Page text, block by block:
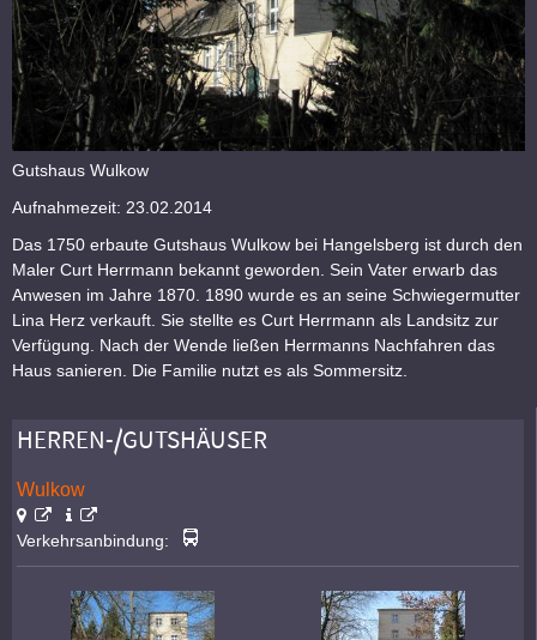
Gutshaus Wulkow
Aufnahmezeit: 23.02.2014
Das 1750 erbaute Gutshaus Wulkow bei Hangelsberg ist durch den
Maler Curt Herrmann bekannt geworden. Sein Vater erwarb das
Anwesen im Jahre 1870. 1890 wurde es an seine Schwiegermutter
Lina Herz verkauft. Sie stellte es Curt Herrmann als Landsitz zur
Verfügung. Nach der Wende ließen Herrmanns Nachfahren das
Haus sanieren. Die Familie nutzt es als Sommersitz.
HERREN-/GUTSHÄUSER
Wulkow
Verkehrsanbindung: